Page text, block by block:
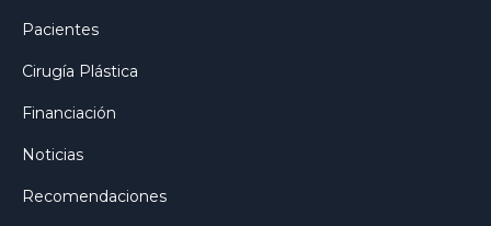
Pacientes
Cirugía Plástica
Financiación
Noticias
Recomendaciones